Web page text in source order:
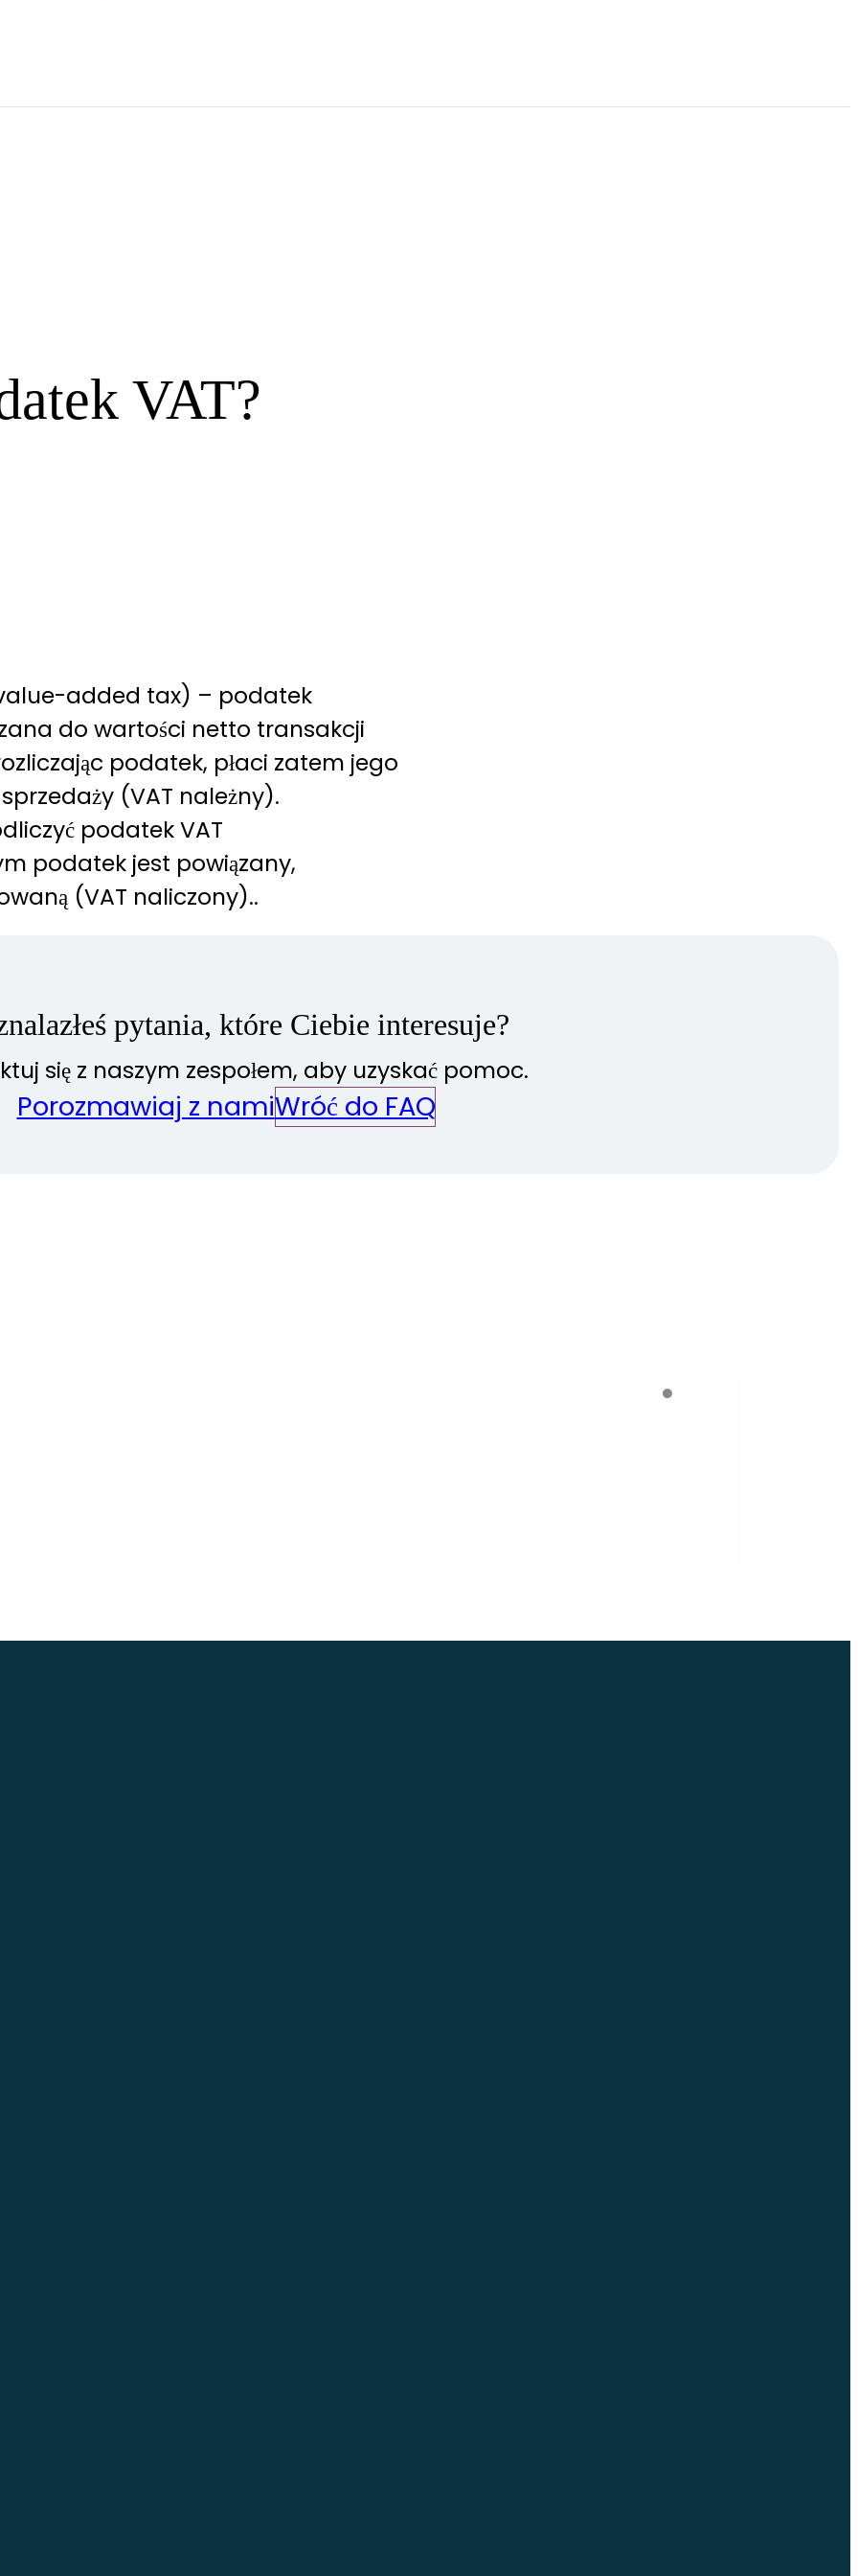
VAT?
added tax) – podatek
do wartości netto transakcji
podatek, płaci zatem jego
(VAT należny).
podatek VAT
podatek jest powiązany,
(VAT naliczony)..
pytania, które Ciebie interesuje?
się z naszym zespołem, aby uzyskać pomoc.
Porozmawiaj z namiWróć do FAQ